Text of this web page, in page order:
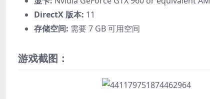
DirectX 版本: 11
存储空间: 需要 7 GB 可用空间
游戏截图：